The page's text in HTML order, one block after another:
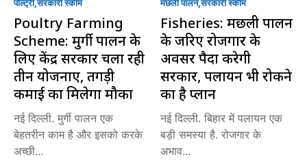
पोल्ट्री सरकारी स्की‍म
Poultry Farming
Scheme: मुर्गी पालन के
लिए केंद्र सरकार चला रही
तीन योजनाएं, तगड़ी
कमाई का मिलेगा मौका
नई दिल्ली. मुर्गी पालन एक
बेहतरीन काम है और इसको करके
अच्छी...
मछली पालन सरकारी स्की‍म
Fisheries: मछली पालन
के जरिए रोजगार के
अवसर पैदा करेगी
सरकार, पलायन भी रोकने
का है प्लान
नई दिल्ली. बिहार में पलायन एक
बड़ी समस्या है. रोजगार के
अभाव...